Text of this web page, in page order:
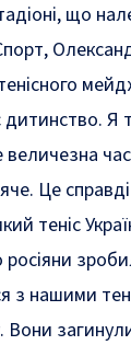
що
Я
Це
теніс
з нашими
Вони